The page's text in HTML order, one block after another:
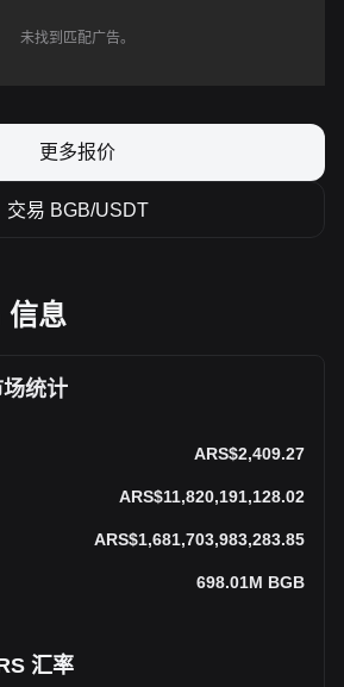
未找到匹配广告。
更多报价
交易 BGB/USDT
信息
统计
ARS$2,409.27
ARS$11,820,191,128.02
ARS$1,681,703,983,283.85
698.01M BGB
汇率